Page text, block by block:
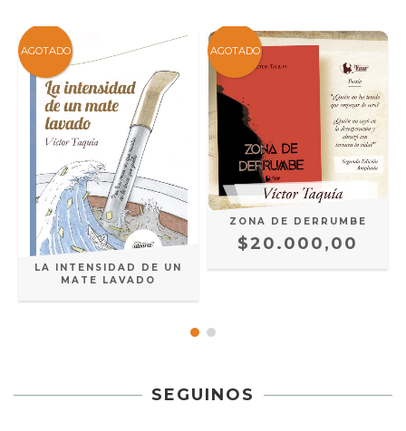
AGOTADO
LA INTENSIDAD DE UN
MATE LAVADO
AGOTADO
ZONA DE DERRUMBE
$20.000,00
SEGUINOS